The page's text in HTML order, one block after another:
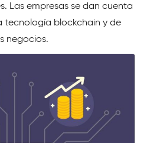
Las empresas se dan cuenta
tecnología blockchain y de
negocios.